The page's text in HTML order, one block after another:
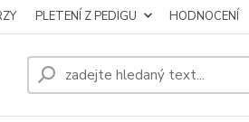
PLETENÍ Z PEDIGU HODNOCENÍ